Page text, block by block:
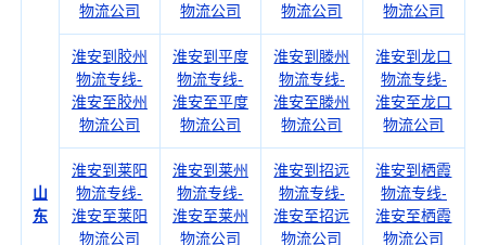
山
东
物流公司
物流公司
物流公司
物流公司
淮安到胶州
物流专线-
淮安至胶州
物流公司
淮安到平度
物流专线-
淮安至平度
物流公司
淮安到滕州
物流专线-
淮安至滕州
物流公司
淮安到龙口
物流专线-
淮安至龙口
物流公司
淮安到莱阳
物流专线-
淮安至莱阳
物流公司
淮安到莱州
物流专线-
淮安至莱州
物流公司
淮安到招远
物流专线-
淮安至招远
物流公司
淮安到栖霞
物流专线-
淮安至栖霞
物流公司